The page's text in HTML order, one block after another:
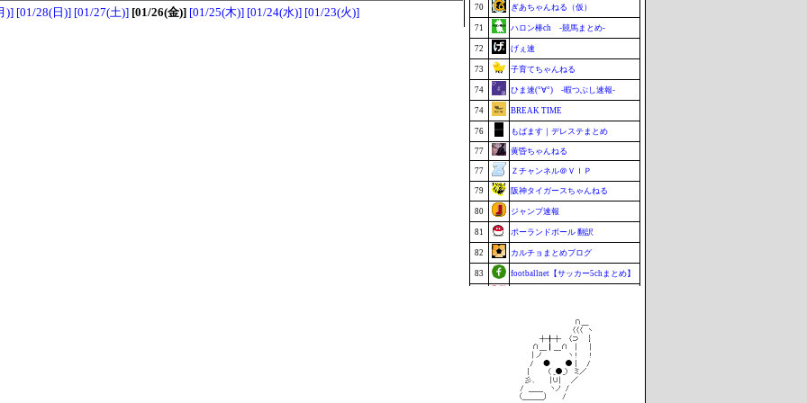
)] [01/28(日)] [01/27(土)] [01/26(金)] [01/25(木)] [01/24(水)] [01/23(火)] 70 ぎあちゃんねる（仮）
71 ハロン棒ch -競馬まとめ-
72 げぇ速
73 子育てちゃんねる
74 ひま速(°∀°) -暇つぶし速報-
74 BREAK TIME
76 もばます｜デレステまとめ
77 黄昏ちゃんねる
77 Ｚチャンネル＠ＶＩＰ
79 阪神タイガースちゃんねる
80 ジャンプ速報
81 ポーランドボール 翻訳
82 カルチョまとめブログ
83 footballnet【サッカー5chまとめ】
鷹速@ホークスまとめブログ
もきゅ速(*´ω`*)人(´･ェ･｀)
チゲ速
VTuberNews